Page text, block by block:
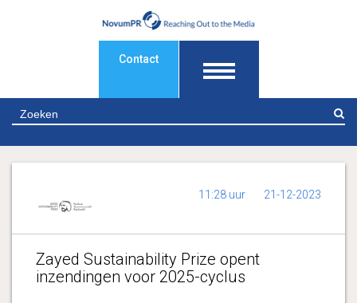
Contact
11:28 uur 21-12-2023
Zayed Sustainability Prize opent
inzendingen voor 2025-cyclus